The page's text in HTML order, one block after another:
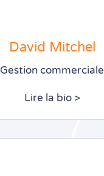
David Mitchel
Gestion commerciale
Lire la bio >